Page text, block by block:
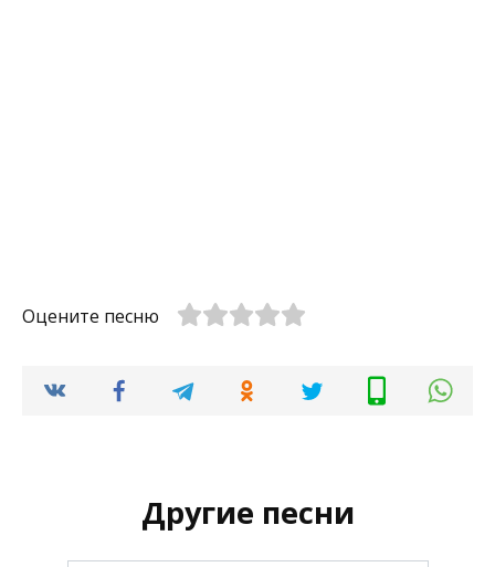
Оцените песню
Другие песни